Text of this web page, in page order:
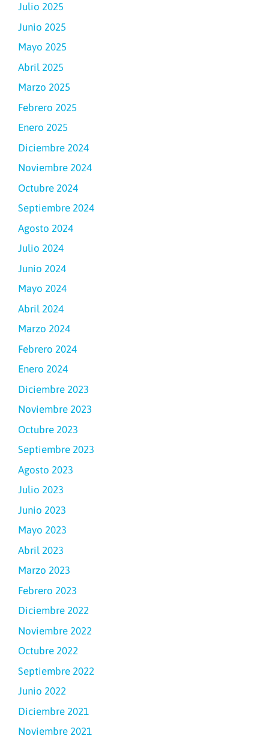
Julio 2025
Junio 2025
Mayo 2025
Abril 2025
Marzo 2025
Febrero 2025
Enero 2025
Diciembre 2024
Noviembre 2024
Octubre 2024
Septiembre 2024
Agosto 2024
Julio 2024
Junio 2024
Mayo 2024
Abril 2024
Marzo 2024
Febrero 2024
Enero 2024
Diciembre 2023
Noviembre 2023
Octubre 2023
Septiembre 2023
Agosto 2023
Julio 2023
Junio 2023
Mayo 2023
Abril 2023
Marzo 2023
Febrero 2023
Diciembre 2022
Noviembre 2022
Octubre 2022
Septiembre 2022
Junio 2022
Diciembre 2021
Noviembre 2021